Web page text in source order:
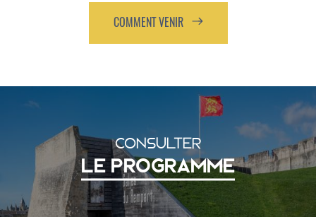
COMMENT VENIR
CONSULTER
LE PROGRAMME